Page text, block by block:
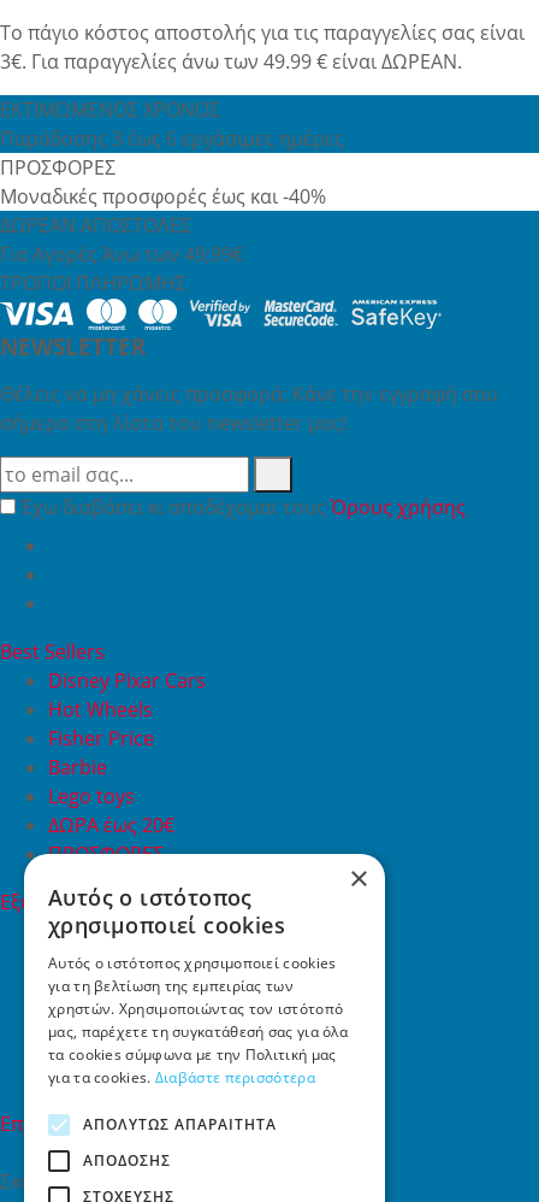
Το πάγιο κόστος αποστολής για τις παραγγελίες σας είναι
3€. Για παραγγελίες άνω των 49.99 € είναι ΔΩΡΕΑΝ.
ΕΚΤΙΜΩΜΕΝΟΣ ΧΡΟΝΟΣ
Παράδοσης 3 έως 6 εργάσιμες ημέρες
ΠΡΟΣΦΟΡΕΣ
Μοναδικές προσφορές έως και -40%
ΔΩΡΕΑΝ ΑΠΟΣΤΟΛΕΣ
Για Αγορές Άνω των 49,99€
ΤΡΟΠΟΙ ΠΛΗΡΩΜΗΣ
NEWSLETTER
Θέλεις να μη χάνεις προσφορά; Κάνε την εγγραφή σου
σήμερα στη λίστα του newsletter μας!
Έχω διαβάσει κι αποδέχομαι τουςΌρους χρήσης
Best Sellers
Disney Pixar Cars
Hot Wheels
Fisher Price
Barbie
Lego toys
ΔΩΡΑ έως 20€
ΠΡΟΣΦΟΡΕΣ
Εξυπηρέτηση Πελατών
Εξυπηρέτηση πελατών
Συχνές ερωτήσεις
Όροι χρήσης
Τρόποι Πληρωμής
Επιστροφές
Επικοινωνία
Επικοινωνία
Σκαλάνι, Ηράκλειο Κρήτης
×
Αυτός ο ιστότοπος
χρησιμοποιεί cookies
Αυτός ο ιστότοπος χρησιμοποιεί cookies
για τη βελτίωση της εμπειρίας των
χρηστών. Χρησιμοποιώντας τον ιστότοπό
μας, παρέχετε τη συγκατάθεσή σας για όλα
τα cookies σύμφωνα με την Πολιτική μας
για τα cookies. Διαβάστε περισσότερα
ΑΠΟΛΎΤΩΣ ΑΠΑΡΑΊΤΗΤΑ
ΑΠΌΔΟΣΗΣ
ΣΤΌΧΕΥΣΗΣ